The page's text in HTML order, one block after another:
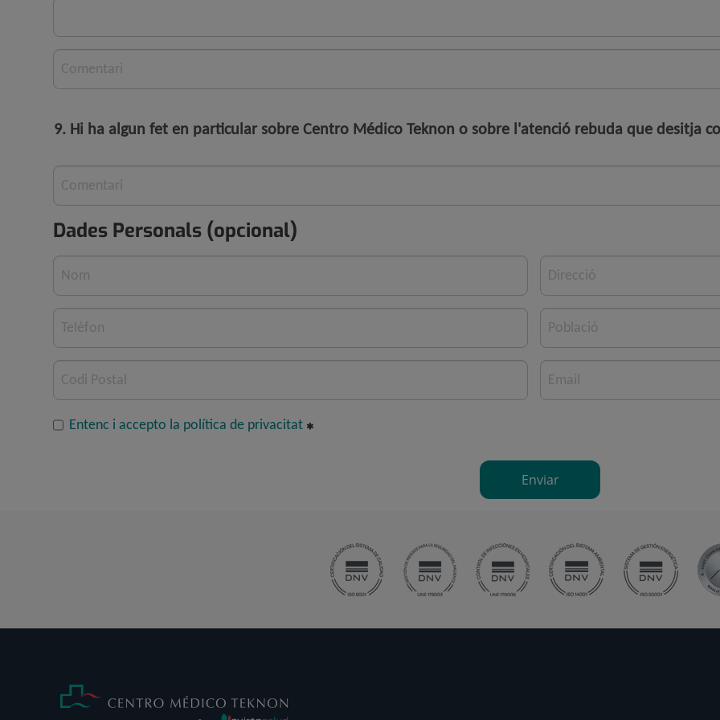
Comentari
9. Hi ha algun fet en particular sobre Centro Médico Teknon o sobre l'atenció rebuda que desitja
Comentari
Dades Personals (opcional)
Nom Direcció
Telèfon Població
Codi Postal Email
Entenc i accepto la política de privacitat
Enviar